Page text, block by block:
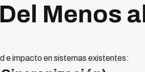
Menos al
e impacto en sistemas existentes: